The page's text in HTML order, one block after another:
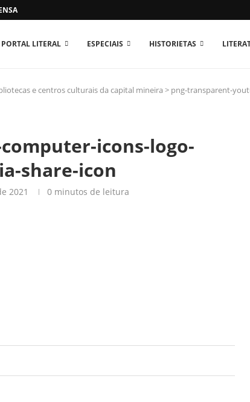
O MUNDO...
PORTAL LITERAL ESPECIAIS HISTORIETAS
e centros culturais da capital mineira > png-transparent-
icons-logo-
share-icon
2021 0 minutos de leitura